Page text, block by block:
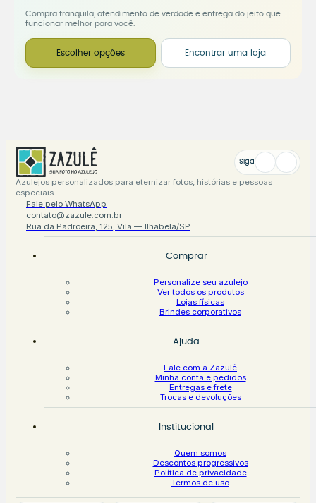
Compra tranquila, atendimento de verdade e entrega do jeito que
funcionar melhor para você.
Escolher opções Encontrar uma loja
Siga
Azulejos personalizados para eternizar fotos, histórias e pessoas
especiais.
Fale pelo WhatsApp
contato@zazule.com.br
Rua da Padroeira, 125, Vila — Ilhabela/SP
Comprar
Personalize seu azulejo
Ver todos os produtos
Lojas físicas
Brindes corporativos
Ajuda
Fale com a Zazulê
Minha conta e pedidos
Entregas e frete
Trocas e devoluções
Institucional
Quem somos
Descontos progressivos
Política de privacidade
Termos de uso